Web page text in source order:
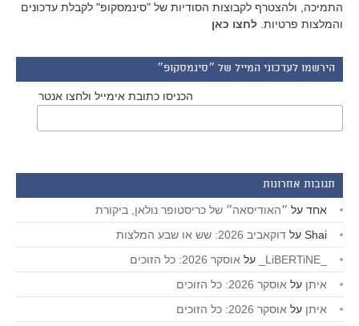
התמיכה, ולהצטרף לקבוצות הסודיות של "סינמסקופ" לקבלת עדכונים
והמלצות פרטיות. לחצו כאן
הירשמו לעדכוני המייל של ״סינמסקופ״
הכניסו כתובת אימייל ולחצו אנטר
תגובות אחרונות
אחד על ״האודיסאה״ של כריסטופר נולאן, ביקורת
Shai על דוקאביב 2026: שש או שבע המלצות
על אוסקר 2026: כל הזוכים
איתן על אוסקר 2026: כל הזוכים
איתן על אוסקר 2026: כל הזוכים